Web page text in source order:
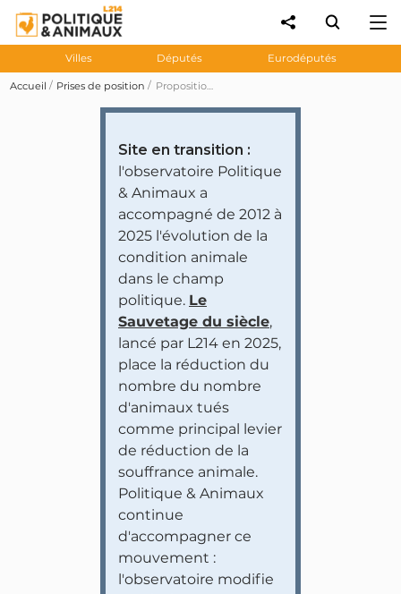
Villes Députés Eurodéputés
Accueil Prises de position Proposition de loi sénatoriale 530 visant à instaurer un moratoire sur l'élevage intensif et à mettre fin au broyage des poussins
Site en transition :
l'observatoire Politique
& Animaux a
accompagné de 2012 à
2025 l'évolution de la
condition animale
dans le champ
politique. Le
Sauvetage du siècle,
lancé par L214 en 2025,
place la réduction du
nombre du nombre
d'animaux tués
comme principal levier
de réduction de la
souffrance animale.
Politique & Animaux
continue
d'accompagner ce
mouvement :
l'observatoire modifie